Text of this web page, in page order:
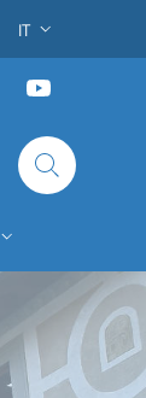
SELETTORE
IT
Facebook